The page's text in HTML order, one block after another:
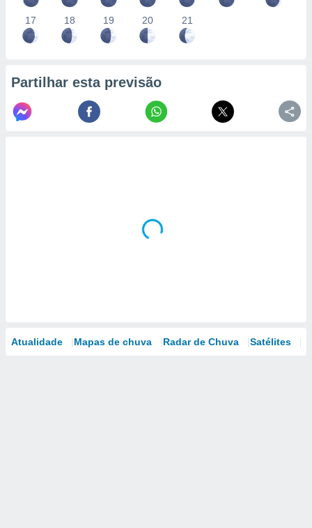
17 18 19 20 21
Partilhar esta previsão
Atualidade Mapas de chuva Radar de Chuva Satélites